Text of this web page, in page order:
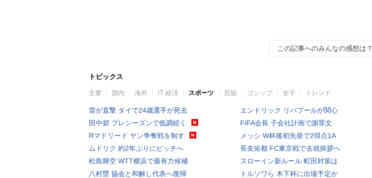
この記事へのみんなの感想は？
トピックス
主要 国内 海外 IT 経済 スポーツ 芸能 ゴシップ 女子 トレンド
雷が直撃 タイで24歳選手が死去
田中碧 プレシーズンで低調続く
Rマドリード ヤン争奪戦を制す
ムドリク 約2年ぶりにピッチへ
松島輝空 WTT横浜で最有力候補
八村塁 協会と和解し代表へ復帰
エンドリック リバプールが関心
FIFA会長 子会社計画で謝罪文
メッシ W杯後初先発で2得点1A
長友佑都 FC東京戦で去就挨拶へ
スローイン新ルール 町田対策は
トルソワら 木下杯に出場予定か